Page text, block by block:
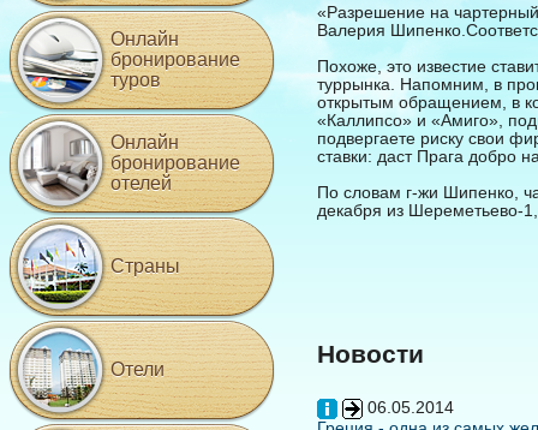
«Разрешение на
Валерия
Похоже, это известие
туррынка. Напомним, в
открытым обращением, в
«Каллипсо» и «Амиго»,
подвергаете риску свои
ставки: даст Прага добро
По словам г-жи Шипенко,
декабря из Шереметьево-
Новости
06.05.2014
Онлайн
бронирование
туров
Онлайн
бронирование
отелей
Страны
Отели